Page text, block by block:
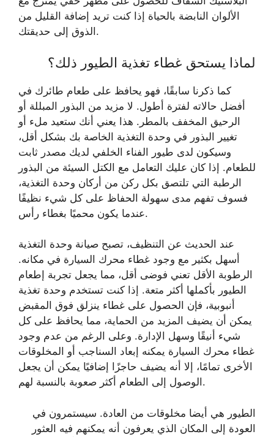
الألوان النابضة بالحياة إذا كنت تريد إضافة القليل من
الذوق إلى حديقتك.
لماذا يستحق غطاء تغذية الطيور ذلك؟
كما ذكرنا سابقًا، فهو يحافظ على طعام طائرك في
أفضل حالاته لفترة أطول. لا مزيد من البذور المبللة أو
الرحيق المخفف بالمطر. هذا يعني أنك ستعيد ملء أو
تغيير البذور في وحدة التغذية الخاصة بك بشكل أقل،
وسيكون لدى طيور الفناء الخلفي لديك مصدر ثابت
للطعام. إذا كان عليك التعامل مع الكتل السيئة من البذور
الرطبة التي تلتصق بكل ركن من أركان وحدة التغذية،
فسوف تفهم مدى سهولة الحفاظ على كل شيء نظيفًا
عندما يكون محميًا بغطاء رأس.
عند الحديث عن التنظيف، تصبح صيانة وحدة التغذية
أسهل بكثير مع وجود غطاء محرك السيارة في مكانه.
الرطوبة الأقل تعني فوضى أقل، مما يجعل تجربة إطعام
الطيور بأكملها أكثر متعة. إذا كنت تستخدم وحدة تغذية
أنبوبية، فإن الحصول على غطاء ينزلق فوق المقبض
يمكن أن يضيف المزيد من الحماية، مما يحافظ على كل
شيء أنيقًا وسهل الإدارة. وعلى الرغم من عدم وجود
غطاء محرك السيارة يمكنه إبعاد السناجب أو المخلوقات
الأخرى تمامًا، إلا أنه يضيف حاجزًا إضافيًا يمكن أن يجعل
الوصول إلى الطعام أكثر صعوبة بالنسبة لهم.
الطيور هي أيضا مخلوقات من العادة. سيستمرون في
العودة إلى المكان الذي يعرفون أنه يمكنهم فيه العثور